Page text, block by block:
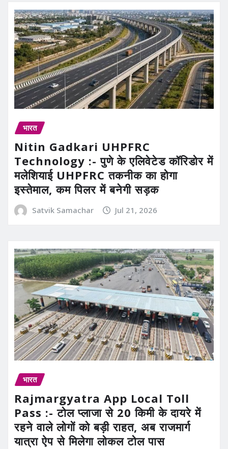
भारत
Nitin Gadkari UHPFRC
Technology :- पुणे के एलिवेटेड कॉरिडोर में
मलेशियाई UHPFRC तकनीक का होगा
इस्तेमाल, कम पिलर में बनेगी सड़क
Satvik Samachar Jul 21, 2026
भारत
Rajmargyatra App Local Toll
Pass :- टोल प्लाजा से 20 किमी के दायरे में
रहने वाले लोगों को बड़ी राहत, अब राजमार्ग
यात्रा ऐप से मिलेगा लोकल टोल पास